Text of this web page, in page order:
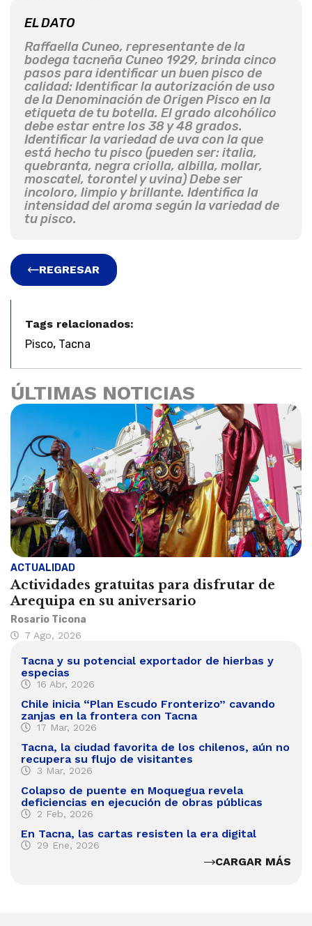
EL DATO
Raffaella Cuneo, representante de la
bodega tacneña Cuneo 1929, brinda cinco
pasos para identificar un buen pisco de
calidad: Identificar la autorización de uso
de la Denominación de Origen Pisco en la
etiqueta de tu botella. El grado alcohólico
debe estar entre los 38 y 48 grados.
Identificar la variedad de uva con la que
está hecho tu pisco (pueden ser: italia,
quebranta, negra criolla, albilla, mollar,
moscatel, torontel y uvina) Debe ser
incoloro, limpio y brillante. Identifica la
intensidad del aroma según la variedad de
tu pisco.
REGRESAR
Tags relacionados:
Pisco, Tacna
ÚLTIMAS NOTICIAS
ACTUALIDAD
Actividades gratuitas para disfrutar de
Arequipa en su aniversario
Rosario Ticona
7 Ago, 2026
Tacna y su potencial exportador de hierbas y
especias
16 Abr, 2026
Chile inicia “Plan Escudo Fronterizo” cavando
zanjas en la frontera con Tacna
17 Mar, 2026
Tacna, la ciudad favorita de los chilenos, aún no
recupera su flujo de visitantes
3 Mar, 2026
Colapso de puente en Moquegua revela
deficiencias en ejecución de obras públicas
2 Feb, 2026
En Tacna, las cartas resisten la era digital
29 Ene, 2026
CARGAR MÁS